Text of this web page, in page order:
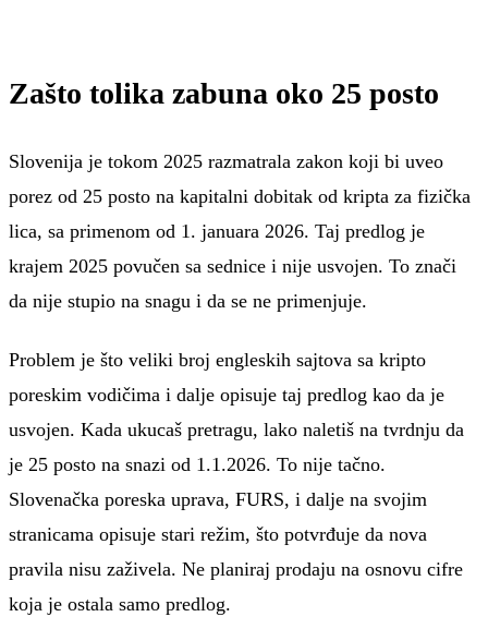
Zašto tolika zabuna oko 25 posto
Slovenija je tokom 2025 razmatrala zakon koji bi uveo
porez od 25 posto na kapitalni dobitak od kripta za fizička
lica, sa primenom od 1. januara 2026. Taj predlog je
krajem 2025 povučen sa sednice i nije usvojen. To znači
da nije stupio na snagu i da se ne primenjuje.
Problem je što veliki broj engleskih sajtova sa kripto
poreskim vodičima i dalje opisuje taj predlog kao da je
usvojen. Kada ukucaš pretragu, lako naletiš na tvrdnju da
je 25 posto na snazi od 1.1.2026. To nije tačno.
Slovenačka poreska uprava, FURS, i dalje na svojim
stranicama opisuje stari režim, što potvrđuje da nova
pravila nisu zaživela. Ne planiraj prodaju na osnovu cifre
koja je ostala samo predlog.